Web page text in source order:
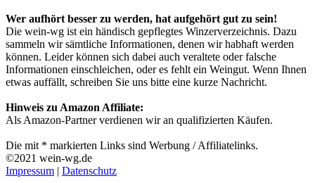
Wer aufhört besser zu werden, hat aufgehört gut zu sein!
Die wein-wg ist ein händisch gepflegtes Winzerverzeichnis. Dazu
sammeln wir sämtliche Informationen, denen wir habhaft werden
können. Leider können sich dabei auch veraltete oder falsche
Informationen einschleichen, oder es fehlt ein Weingut. Wenn Ihnen
etwas auffällt, schreiben Sie uns bitte eine kurze Nachricht.
Hinweis zu Amazon Affiliate:
Als Amazon-Partner verdienen wir an qualifizierten Käufen.
Die mit * markierten Links sind Werbung / Affiliatelinks.
©2021 wein-wg.de
Impressum | Datenschutz